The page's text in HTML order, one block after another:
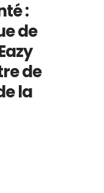
:
de
de
la